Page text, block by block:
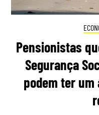
Pensionistas
Segurança
podem ter